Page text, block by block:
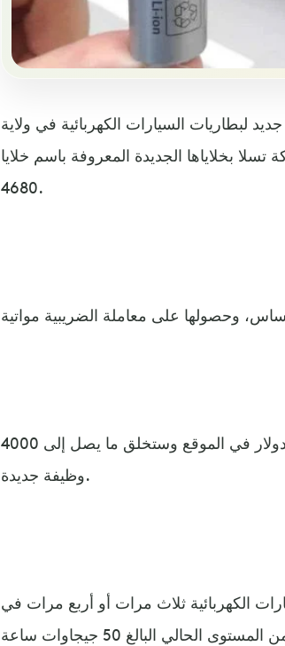
لبطاريات السيارات الكهربائية في ولاية
بخلاياها الجديدة المعروفة باسم خلايا
4680.
وتقول باناسونيك: إنها ستستثمر حوالي 4 مليارات دولار في الموقع وستخلق ما يصل إلى 4000
وظيفة جديدة.
الكهربائية ثلاث مرات أو أربع مرات في
جميع منشآتها بحلول العام المالي 2028، وذلك من المستوى الحالي البالغ 50 جيجاوات ساعة